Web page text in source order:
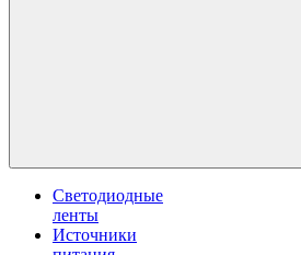
Светодиодные
ленты
Источники